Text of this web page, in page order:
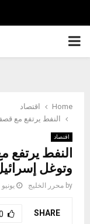
PRIMARY
Home
اقتصاد
النفط يرتفع مع
اقتصاد
النفط يرتفع
وتوغل
by محرر الخليج يونيو 1, 2026
SHARE